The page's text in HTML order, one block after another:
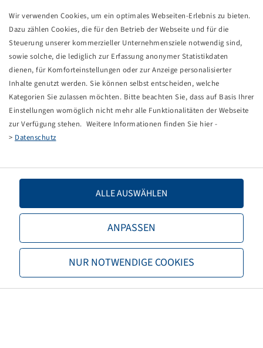
Wir verwenden Cookies, um ein optimales Webseiten-Erlebnis zu bieten.
Dazu zählen Cookies, die für den Betrieb der Webseite und für die
Steuerung unserer kommerzieller Unternehmensziele notwendig sind,
sowie solche, die lediglich zur Erfassung anonymer Statistikdaten
dienen, für Komforteinstellungen oder zur Anzeige personalisierter
Inhalte genutzt werden. Sie können selbst entscheiden, welche
Kategorien Sie zulassen möchten. Bitte beachten Sie, dass auf Basis Ihrer
Einstellungen womöglich nicht mehr alle Funktionalitäten der Webseite
zur Verfügung stehen. Weitere Informationen finden Sie hier -
> Datenschutz
ALLE AUSWÄHLEN
ANPASSEN
NUR NOTWENDIGE COOKIES
Quantity
0
About Bohnenkamp
Responsibility
Become a new customer
Terms and conditions
Data privacy
Imprint